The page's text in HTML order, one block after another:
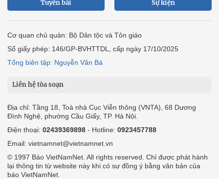
Tuyến bài Sự kiện
Cơ quan chủ quản: Bộ Dân tộc và Tôn giáo
Số giấy phép: 146/GP-BVHTTDL, cấp ngày 17/10/2025
Tổng biên tập: Nguyễn Văn Bá
Liên hệ tòa soạn
Địa chỉ: Tầng 18, Toà nhà Cục Viễn thông (VNTA), 68 Dương
Đình Nghệ, phường Cầu Giấy, TP. Hà Nội.
Điện thoại: 02439369898 - Hotline: 0923457788
Email: vietnamnet@vietnamnet.vn
© 1997 Báo VietNamNet. All rights reserved. Chỉ được phát hành
lại thông tin từ website này khi có sự đồng ý bằng văn bản của
báo VietNamNet.